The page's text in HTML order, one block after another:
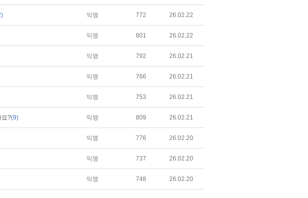
익명 772 26.02.22
익명 801 26.02.22
익명 792 26.02.21
익명 766 26.02.21
익명 753 26.02.21
요?(9) 익명 809 26.02.21
익명 776 26.02.20
익명 737 26.02.20
익명 748 26.02.20